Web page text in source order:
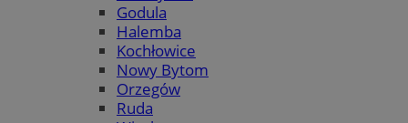
Godula
Halemba
Kochłowice
Nowy Bytom
Orzegów
Ruda